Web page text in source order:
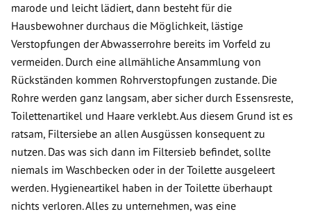
marode und leicht lädiert, dann besteht für die
Hausbewohner durchaus die Möglichkeit, lästige
Verstopfungen der Abwasserrohre bereits im Vorfeld zu
vermeiden. Durch eine allmähliche Ansammlung von
Rückständen kommen Rohrverstopfungen zustande. Die
Rohre werden ganz langsam, aber sicher durch Essensreste,
Toilettenartikel und Haare verklebt. Aus diesem Grund ist es
ratsam, Filtersiebe an allen Ausgüssen konsequent zu
nutzen. Das was sich dann im Filtersieb befindet, sollte
niemals im Waschbecken oder in der Toilette ausgeleert
werden. Hygieneartikel haben in der Toilette überhaupt
nichts verloren. Alles zu unternehmen, was eine